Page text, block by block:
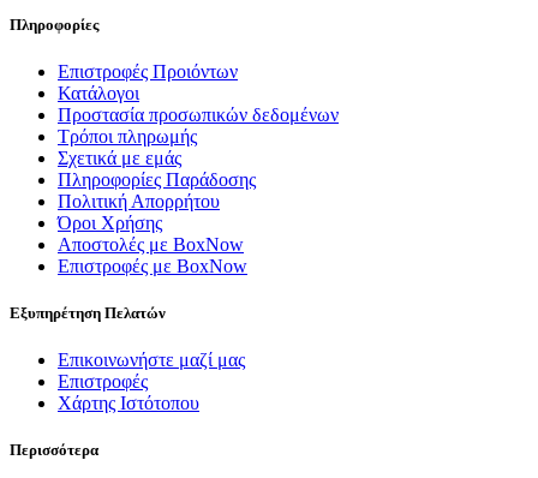
Πληροφορίες
Επιστροφές Προιόντων
Κατάλογοι
Προστασία προσωπικών δεδομένων
Τρόποι πληρωμής
Σχετικά με εμάς
Πληροφορίες Παράδοσης
Πολιτική Απορρήτου
Όροι Χρήσης
Αποστολές με BoxNow
Επιστροφές με BoxNow
Εξυπηρέτηση Πελατών
Επικοινωνήστε μαζί μας
Επιστροφές
Χάρτης Ιστότοπου
Περισσότερα